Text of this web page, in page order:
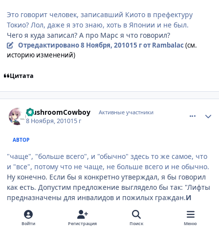
Это говорит человек, записавший Киото в префектуру
Токио? Лол, даже я это знаю, хоть в Японии и не был.
Чего я куда записал? А про Марс я что говорил?
Отредактировано8 Ноября, 201015 гот Rambalac(см.
историю изменений)
Цитата
MushroomCowboy Активные участники
8 Ноября, 201015 г
АВТОР
"чаще", "больше всего", и "обычно" здесь то же самое, что
и "все", потому что не чаще, не больше всего и не обычно.
Ну конечно. Если бы я конкретно утверждал, я бы говорил
как есть. Допустим предложение выглядело бы так: "Лифты
предназначены для инвалидов и пожилых граждан.И
только они ими пользуются
".Я такого не писал.
Сделовательно это не"все"
. А вообще спасибо за спор.
Изрядно доставили. Только раздувать не надо было.
Войти Регистрация Поиск Меню